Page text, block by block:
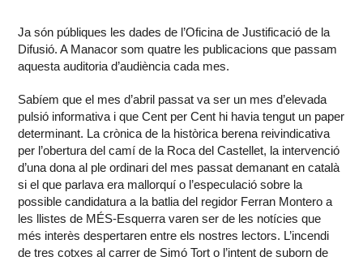
Ja són públiques les dades de l’Oficina de Justificació de la
Difusió. A Manacor som quatre les publicacions que passam
aquesta auditoria d’audiència cada mes.
Sabíem que el mes d’abril passat va ser un mes d’elevada
pulsió informativa i que Cent per Cent hi havia tengut un paper
determinant. La crònica de la històrica berena reivindicativa
per l’obertura del camí de la Roca del Castellet, la intervenció
d’una dona al ple ordinari del mes passat demanant en català
si el que parlava era mallorquí o l’especulació sobre la
possible candidatura a la batlia del regidor Ferran Montero a
les llistes de MÉS-Esquerra varen ser de les notícies que
més interès despertaren entre els nostres lectors. L’incendi
de tres cotxes al carrer de Simó Tort o l’intent de suborn de